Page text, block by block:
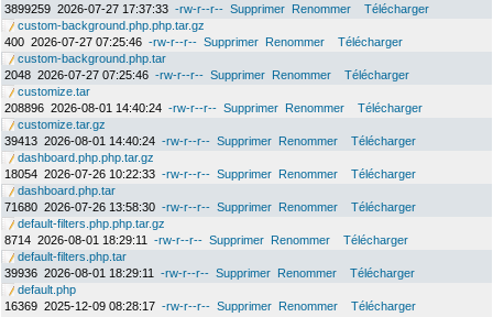
3899259 2026-07-27 17:37:33 -rw-r--r-- Supprimer Renommer
Télécharger
custom-background.php.php.tar.gz
400 2026-07-27 07:25:46 -rw-r--r-- Supprimer Renommer
Télécharger
custom-background.php.tar
2048 2026-07-27 07:25:46 -rw-r--r-- Supprimer Renommer
Télécharger
customize.tar
208896 2026-08-01 14:40:24 -rw-r--r-- Supprimer Renommer
Télécharger
customize.tar.gz
39413 2026-08-01 14:40:24 -rw-r--r-- Supprimer Renommer
Télécharger
dashboard.php.php.tar.gz
18054 2026-07-26 10:22:33 -rw-r--r-- Supprimer Renommer
Télécharger
dashboard.php.tar
71680 2026-07-26 13:58:30 -rw-r--r-- Supprimer Renommer
Télécharger
default-filters.php.php.tar.gz
8714 2026-08-01 18:29:11 -rw-r--r-- Supprimer Renommer
Télécharger
default-filters.php.tar
39936 2026-08-01 18:29:11 -rw-r--r-- Supprimer Renommer
Télécharger
default.php
16369 2025-12-09 08:28:17 -rw-r--r-- Supprimer Renommer
Télécharger